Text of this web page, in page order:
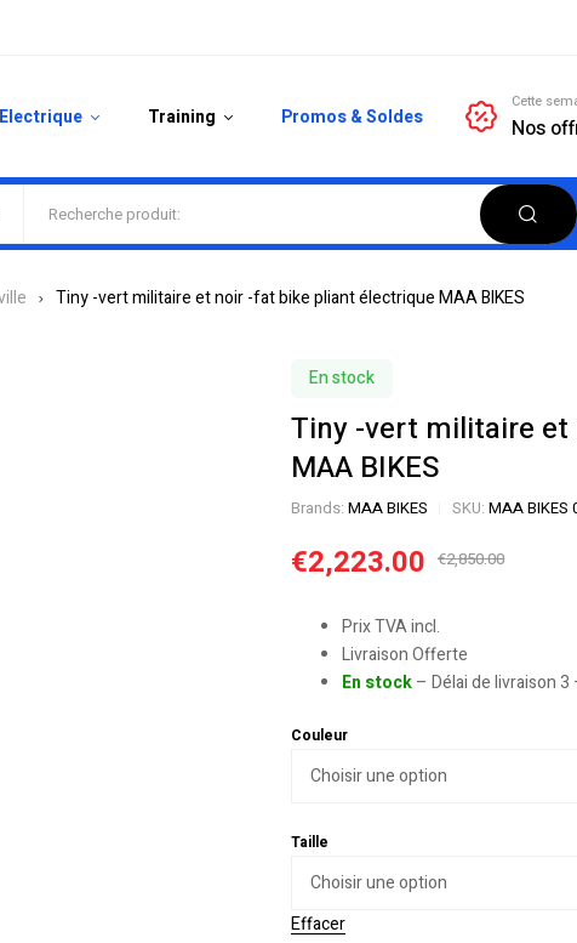
Training Promos & Soldes
Cette
Nos
Tiny -vert militaire et noir -fat bike pliant électrique MAA BIKES
En stock
Tiny -vert militaire
MAA BIKES
Brands: MAA BIKES SKU: MAA BIKES
€2,850.00
€2,223.00
Prix TVA incl.
Livraison Offerte
En stock – Délai de livraison
Couleur
Taille
Effacer